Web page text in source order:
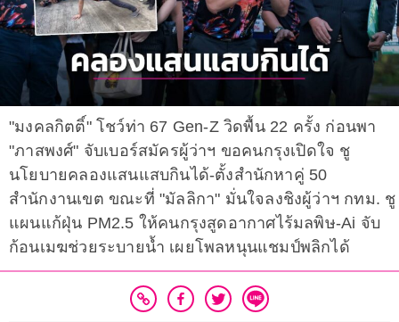
"มงคลกิตติ์" โชว์ท่า 67 Gen-Z วิดพื้น 22 ครั้ง ก่อนพา
"ภาสพงศ์" จับเบอร์สมัครผู้ว่าฯ ขอคนกรุงเปิดใจ ชู
นโยบายคลองแสนแสบกินได้-ตั้งสำนักหาคู่ 50
สำนักงานเขต ขณะที่ "มัลลิกา" มั่นใจลงชิงผู้ว่าฯ กทม. ชู
แผนแก้ฝุ่น PM2.5 ให้คนกรุงสูดอากาศไร้มลพิษ-Ai จับ
ก้อนเมฆช่วยระบายน้ำ เผยโพลหนุนแชมป์พลิกได้